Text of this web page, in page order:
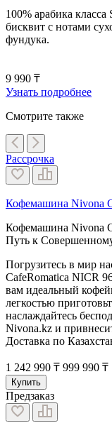
100% арабика
бисквит с нотами
фундука.
9 990 ₸
Узнать подробнее
Смотрите также
Рассрочка
Кофемашина Nivona
Кофемашина Nivona
Путь к
Погрузитесь в мир
CafeRomatica NICR
вам идеальный
легкостью
наслаждайтесь
Nivona.kz и
Доставка по
1 242 990 ₸ 999 990 ₸
Купить
Предзаказ